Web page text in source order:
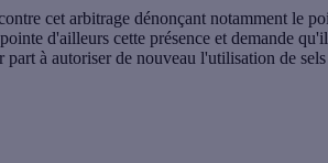
cet arbitrage dénonçant notamment le
d'ailleurs cette présence et demande
à autoriser de nouveau l'utilisation de